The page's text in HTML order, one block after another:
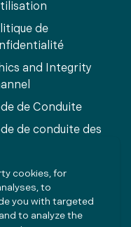
de
and Integrity
de Conduite
de conduite des
cookies, for
to
you with targeted
to analyze the